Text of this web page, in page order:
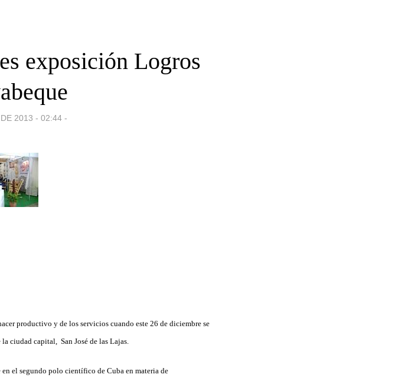
exposición Logros
2013 - 02:44 -
productivo y de los servicios cuando este 26 de diciembre se
ciudad capital, San José de las Lajas.
el segundo polo científico de Cuba en materia de